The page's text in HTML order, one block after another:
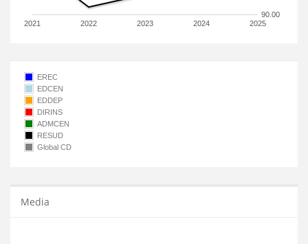
2021 2022 2023 2024 2025
90.00
EREC
EDCEN
EDDEP
DIRINS
ADMCEN
RESUD
Global CD
Media